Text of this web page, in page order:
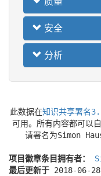
安全
分析
此数据在知识共享署名
可用。所有内容都可以
请署名为Simon
项目徽章条目拥有者：
最后更新于 2018-06-